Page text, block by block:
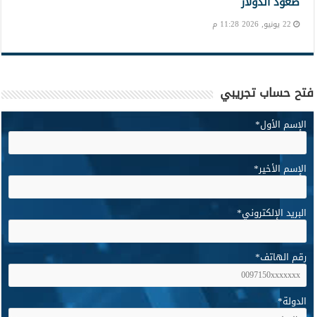
22 يونيو, 2026 11:28 م
فتح حساب تجريبي
الإسم الأول*
الإسم الأخير*
البريد الإلكتروني*
رقم الهاتف*
الدولة*